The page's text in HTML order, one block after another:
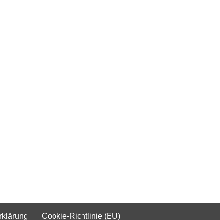
Cookie-Richtlinie (EU)